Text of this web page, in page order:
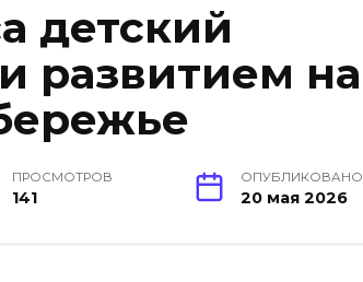
детский
развитием на
ПРОСМОТРОВ
141
ОПУБЛИКОВАНО
20 мая 2026